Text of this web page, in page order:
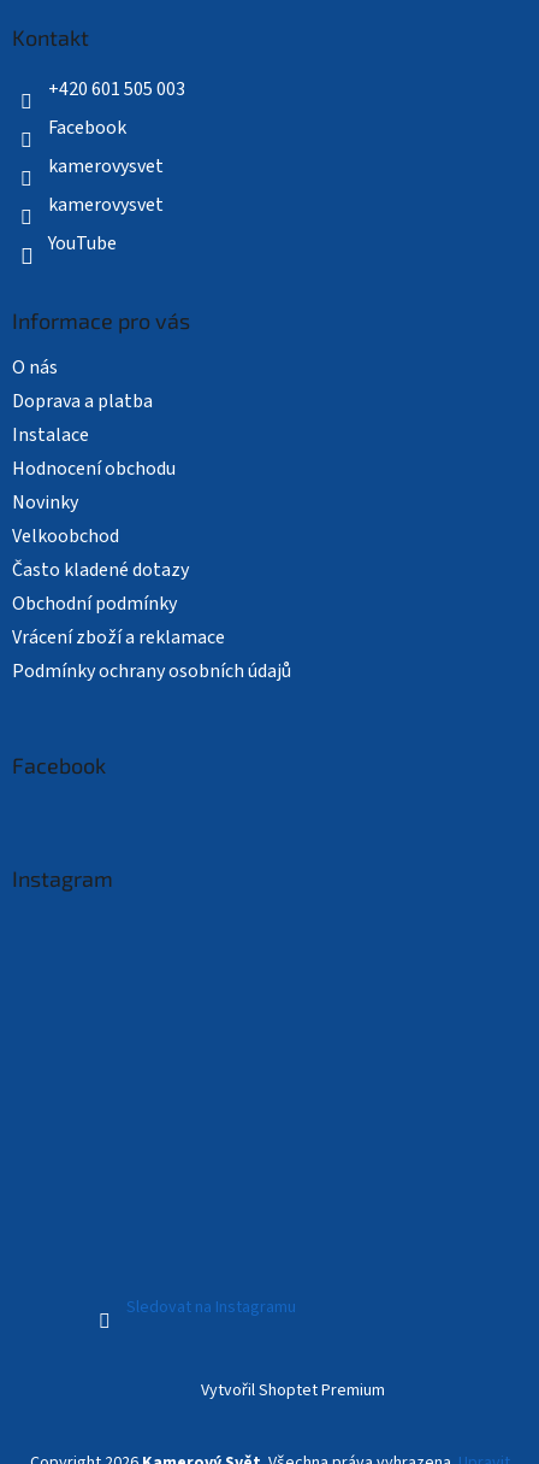
Kontakt
+420 601 505 003
Facebook
kamerovysvet
kamerovysvet
YouTube
Informace pro vás
O nás
Doprava a platba
Instalace
Hodnocení obchodu
Novinky
Velkoobchod
Často kladené dotazy
Obchodní podmínky
Vrácení zboží a reklamace
Podmínky ochrany osobních údajů
Facebook
Instagram
Sledovat na Instagramu
Vytvořil Shoptet Premium